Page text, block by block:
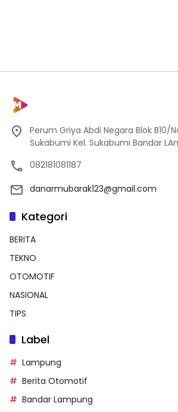
Perum Griya Abdi Negara Blok B10/
Sukabumi Kel. Sukabumi Bandar
082181081187
danarmubarak123@gmail.com
Kategori
BERITA
TEKNO
OTOMOTIF
NASIONAL
TIPS
Label
Lampung
Berita Otomotif
Bandar Lampung